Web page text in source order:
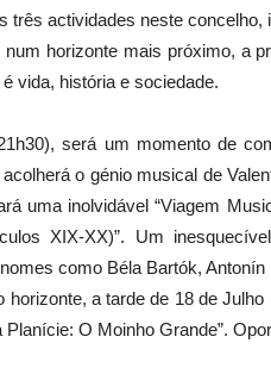
três actividades neste
horizonte mais próximo, a
vida, história e sociedade.
será um momento de
o génio musical de
uma inolvidável “Viagem
XIX-XX)”. Um
como Béla Bartók,
horizonte, a tarde de 18 de
Planície: O Moinho Grande”.